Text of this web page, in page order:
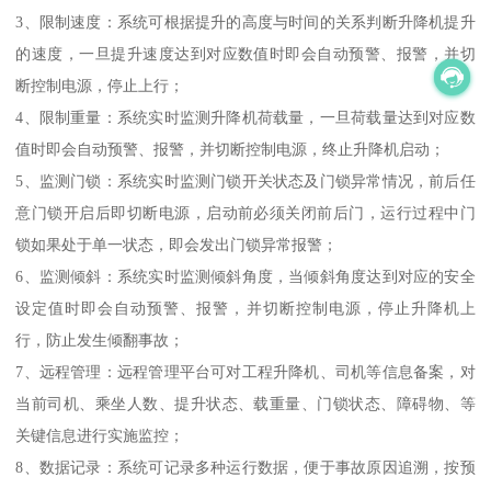
3、限制速度：系统可根据提升的高度与时间的关系判断升降机提升
的速度，一旦提升速度达到对应数值时即会自动预警、报警，并切
断控制电源，停止上行；
4、限制重量：系统实时监测升降机荷载量，一旦荷载量达到对应数
值时即会自动预警、报警，并切断控制电源，终止升降机启动；
5、监测门锁：系统实时监测门锁开关状态及门锁异常情况，前后任
意门锁开启后即切断电源，启动前必须关闭前后门，运行过程中门
锁如果处于单一状态，即会发出门锁异常报警；
6、监测倾斜：系统实时监测倾斜角度，当倾斜角度达到对应的安全
设定值时即会自动预警、报警，并切断控制电源，停止升降机上
行，防止发生倾翻事故；
7、远程管理：远程管理平台可对工程升降机、司机等信息备案，对
当前司机、乘坐人数、提升状态、载重量、门锁状态、障碍物、等
关键信息进行实施监控；
8、数据记录：系统可记录多种运行数据，便于事故原因追溯，按预